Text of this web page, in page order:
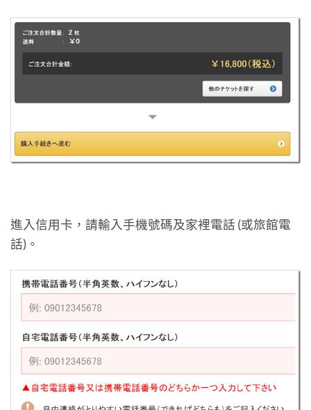
進入信用卡，請輸入手機號碼及家裡電話 (或旅館電
話)。